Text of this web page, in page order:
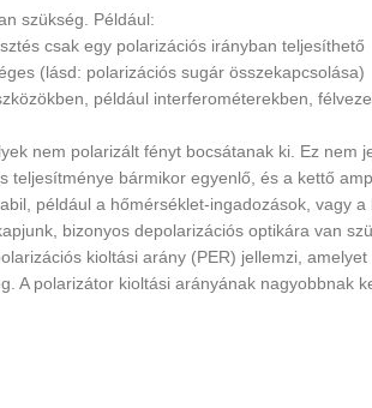
szükség. Például:
csak egy polarizációs irányban teljesíthető
(lásd: polarizációs sugár összekapcsolása)
például interferométerekben,
nem polarizált fényt bocsátanak ki. Ez nem
teljesítménye bármikor egyenlő, és a kettő
például a hőmérséklet-ingadozások, vagy
bizonyos depolarizációs optikára van
kioltási arány (PER) jellemzi,
A polarizátor kioltási arányának nagyobbnak